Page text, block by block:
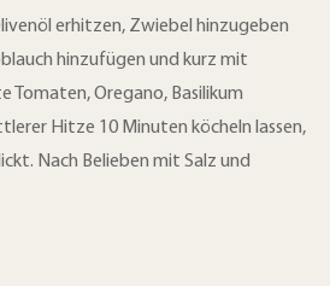
erhitzen, Zwiebel hinzugeben
hinzufügen und kurz mit
Tomaten, Oregano, Basilikum
Hitze 10 Minuten köcheln lassen,
Nach Belieben mit Salz und